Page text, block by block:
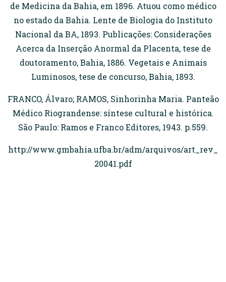
de Medicina da Bahia, em 1896. Atuou como médico
no estado da Bahia. Lente de Biologia do Instituto
Nacional da BA, 1893. Publicações: Considerações
Acerca da Inserção Anormal da Placenta, tese de
doutoramento, Bahia, 1886. Vegetais e Animais
Luminosos, tese de concurso, Bahia, 1893.
FRANCO, Álvaro; RAMOS, Sinhorinha Maria. Panteão
Médico Riograndense: síntese cultural e histórica.
São Paulo: Ramos e Franco Editores, 1943. p.559.
http://www.gmbahia.ufba.br/adm/arquivos/art_rev_
20041.pdf